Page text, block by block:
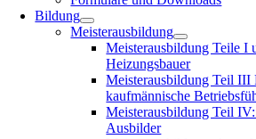
Bildung
Meisterausbildung
Meisterausbildung Teile I
Heizungsbauer
Meisterausbildung Teil III
kaufmännische
Meisterausbildung Teil
Ausbilder